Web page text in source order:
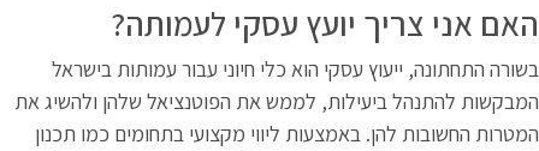
עסקי לעמותה?
הוא כלי חיוני עבור עמותות בישראל
לממש את הפוטנציאל שלהן ולהשיג את
ליווי מקצועי בתחומים כמו תכנון